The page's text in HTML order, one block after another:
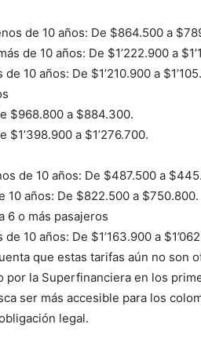
Periódico
El Rionegrero
de 10 años: De $864.500 a
de 10 años: De $1’222.900 a
10 años: De $1’210.900 a
$968.800 a $884.300.
a $1’276.700.
de 10 años: De $487.500 a
10 años: De $822.500 a $750.800.
6 o más pasajeros
10 años: De $1’163.900 a
que estas tarifas aún no son
por la Superfinanciera en los
ser más accesible para los
legal.